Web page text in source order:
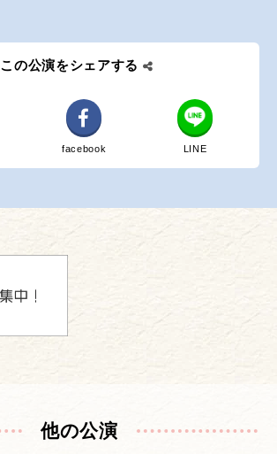
この公演をシェアする
facebook LINE
他の公演